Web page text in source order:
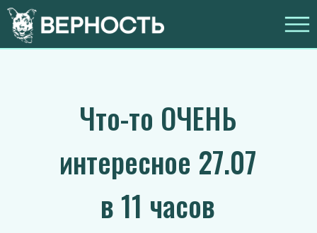
Что-то ОЧЕНЬ
интересное 27.07
в 11 часов